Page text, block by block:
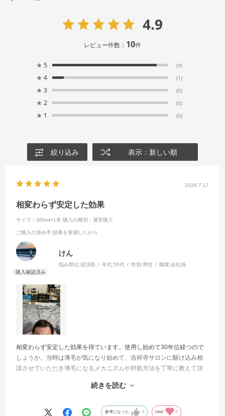
4.9
レビュー件数： 10件
★ 5 (9)
★ 4 (1)
★ 3 (0)
★ 2 (0)
★ 1 (0)
絞り込み 表示：新しい順
2026.7.17
相変わらず安定した効果
サイズ：300ml×1本 購入の種別：通常購入
ご購入の決め手:効果を実感したから
けん
悩み部位:頭頂部 年代:50代 性別:男性 職業:会社員
相変わらず安定した効果を得ています。使用し始めて30年位経つので
しょうか。当時は薄毛が気になり始めて、吉祥寺サロンに駆け込み相
談させていただき薄毛になるメカニズムや対処方法を丁寧に教えて頂
も保てていると思います。近頃は歳のせいか、頭皮に耐性ができたの
効果が期待できる商品があれば教えてください。今度ともよろしくお
続きを読む
参考になった 0 Like! 0